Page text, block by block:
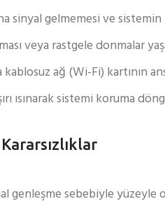
sinyal gelmemesi ve sistemin
veya rastgele donmalar
ağ (Wi-Fi) kartının
ısınarak sistemi koruma
sebebiyle yüzeyle